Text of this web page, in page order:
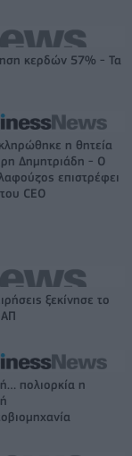
κερδών 57% - Τα
η θητεία
Δημητριάδη - Ο
επιστρέφει
CEO
ξεκίνησε το
πολιορκία η